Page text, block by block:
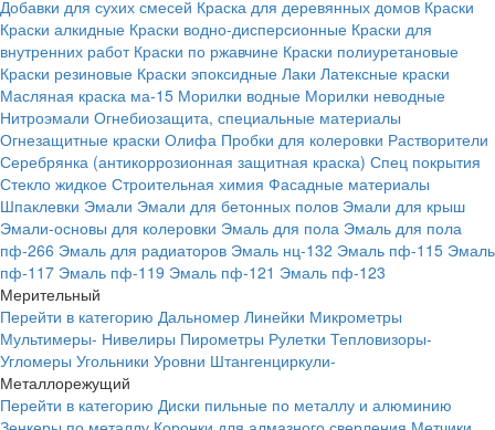
Добавки для сухих смесей Краска для деревянных домов Краски
Краски алкидные Краски водно-дисперсионные Краски для
внутренних работ Краски по ржавчине Краски полиуретановые
Краски резиновые Краски эпоксидные Лаки Латексные краски
Масляная краска ма-15 Морилки водные Морилки неводные
Нитроэмали Огнебиозащита, специальные материалы
Огнезащитные краски Олифа Пробки для колеровки Растворители
Серебрянка (антикоррозионная защитная краска) Спец покрытия
Стекло жидкое Строительная химия Фасадные материалы
Шпаклевки Эмали Эмали для бетонных полов Эмали для крыш
Эмали-основы для колеровки Эмаль для пола Эмаль для пола
пф-266 Эмаль для радиаторов Эмаль нц-132 Эмаль пф-115 Эмаль
пф-117 Эмаль пф-119 Эмаль пф-121 Эмаль пф-123
Мерительный
Перейти в категорию Дальномер Линейки Микрометры
Мультимеры- Нивелиры Пирометры Рулетки Тепловизоры-
Угломеры Угольники Уровни Штангенциркули-
Металлорежущий
Перейти в категорию Диски пильные по металлу и алюминию